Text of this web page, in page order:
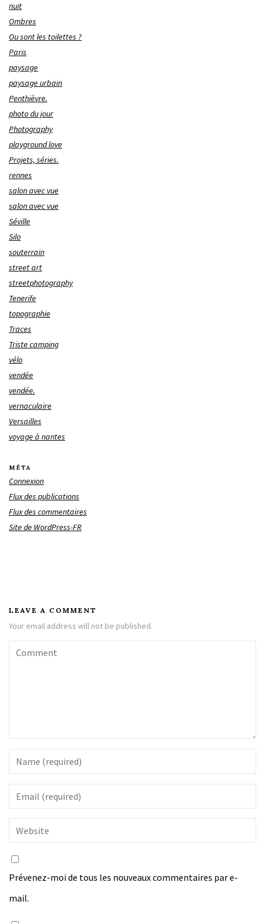
nuit
Ombres
Ou sont les toilettes ?
Paris
paysage
paysage urbain
Penthièvre.
photo du jour
Photography
playground love
Projets, séries.
rennes
salon avec vue
salon avec vue
Séville
Silo
souterrain
street art
streetphotography
Tenerife
topographie
Traces
Triste camping
vélo
vendée
vendée.
vernaculaire
Versailles
voyage à nantes
MÉTA
Connexion
Flux des publications
Flux des commentaires
Site de WordPress-FR
LEAVE A COMMENT
Your email address will not be published.
Prévenez-moi de tous les nouveaux commentaires par e-
mail.